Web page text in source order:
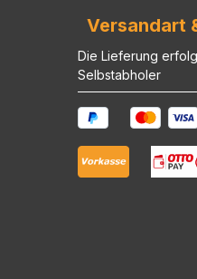
Versandart
Die Lieferung
Selbstabholer